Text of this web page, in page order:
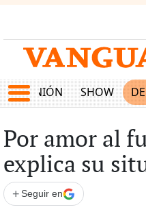
OPINIÓN SHOW
Por amor al
explica su
+ Seguir en